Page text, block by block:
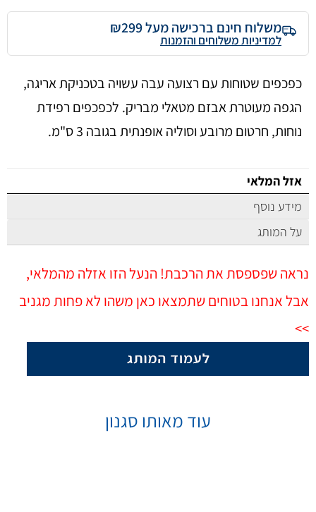
משלוח חינם ברכישה מעל ₪299
למדיניות משלוחים והזמנות
כפכפים שטוחות עם רצועה עבה עשויה בטכניקת אריגה,
הגפה מעוטרת אבזם מטאלי מבריק. לכפכפים רפידת
נוחות, חרטום מרובע וסוליה אופנתית בגובה 3 ס"מ.
אזל המלאי
מידע נוסף
על המותג
נראה שפספסת את הרכבת! הנעל הזו אזלה מהמלאי,
אבל אנחנו בטוחים שתמצאו כאן משהו לא פחות מגניב
>>
עוד מאותו סגנון